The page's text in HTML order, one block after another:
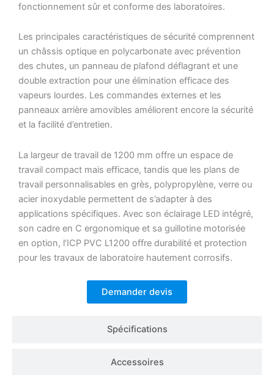
Spécifications
Accessoires
fonctionnement sûr et conforme des laboratoires.
Les principales caractéristiques de sécurité comprennent
un châssis optique en polycarbonate avec prévention
des chutes, un panneau de plafond déflagrant et une
double extraction pour une élimination efficace des
vapeurs lourdes. Les commandes externes et les
panneaux arrière amovibles améliorent encore la sécurité
et la facilité d’entretien.
La largeur de travail de 1200 mm offre un espace de
travail compact mais efficace, tandis que les plans de
travail personnalisables en grès, polypropylène, verre ou
acier inoxydable permettent de s’adapter à des
applications spécifiques. Avec son éclairage LED intégré,
son cadre en C ergonomique et sa guillotine motorisée
en option, l’ICP PVC L1200 offre durabilité et protection
pour les travaux de laboratoire hautement corrosifs.
Demander devis